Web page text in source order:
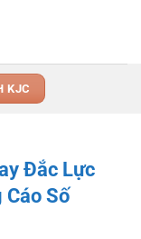
KJC
Đắc Lực
Cáo Số